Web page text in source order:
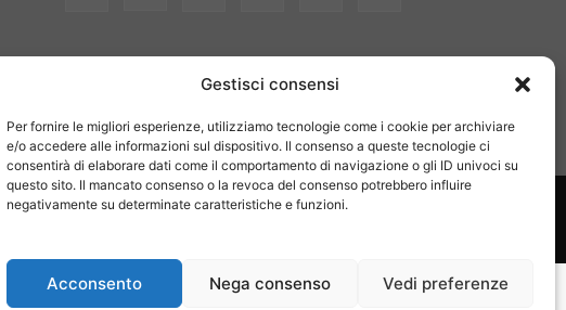
Gestisci consensi
Per fornire le migliori esperienze, utilizziamo tecnologie come i cookie per archiviare
e/o accedere alle informazioni sul dispositivo. Il consenso a queste tecnologie ci
consentirà di elaborare dati come il comportamento di navigazione o gli ID univoci su
questo sito. Il mancato consenso o la revoca del consenso potrebbero influire
negativamente su determinate caratteristiche e funzioni.
Acconsento Nega consenso Vedi preferenze
Collabora con noi Pubblicità Privacy policy Linee editoriali